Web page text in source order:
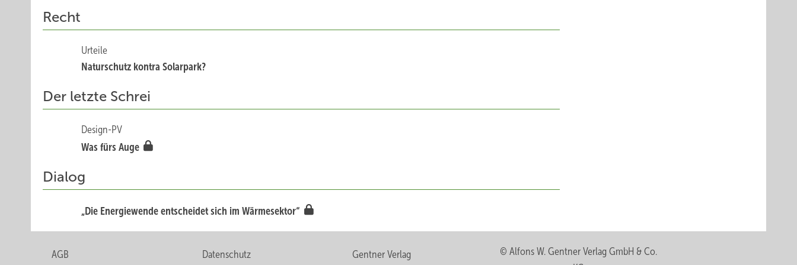
Recht
Urteile
Natursch utz kontra Solarpark?
Der letzte Schrei
Design-PV
Was fürs Auge
Dialog
„Die Energiewende entscheidet sich im Wärmesektor“
AGB Datenschutz Gentner Verlag
© Alfons W. Gentner Verlag GmbH & Co.